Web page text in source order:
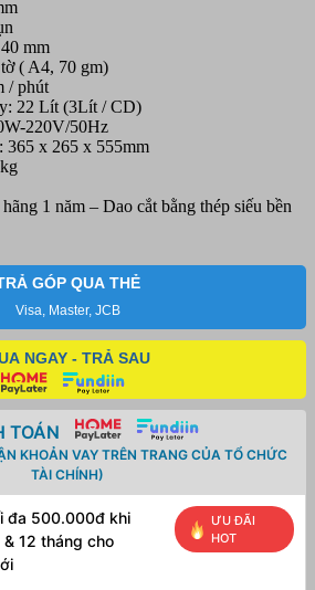
mm
( A4, 70 gm)
/ phút
22 Lít (3Lít / CD)
220V/50Hz
365 x 265 x 555mm
1 năm – Dao cắt bằng thép siếu bền
GÓP QUA THẺ
Visa, Master, JCB
NGAY - TRẢ SAU
TOÁN
KHOẢN VAY TRÊN TRANG CỦA TỔ CHỨC
TÀI CHÍNH)
đa 500.000đ khi
12 tháng cho
ƯU ĐÃI
HOT